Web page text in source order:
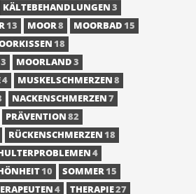
KÄLTEBEHANDLUNGEN3
13 MOOR8 MOORBAD15
18
3 MOORLAND3
4 MUSKELSCHMERZEN8
NACKENSCHMERZEN7
PRÄVENTION82
RÜCKENSCHMERZEN18
4
10 SOMMER15
4 THERAPIE27